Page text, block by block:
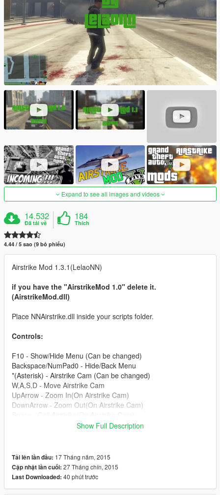
Expand to see all images and videos
14.532
Đã tải về
184
Thích
4.44 / 5 sao (9 bỏ phiếu)
Airstrike Mod 1.3.1(LelaoNN)
if you have the "AirstrikeMod 1.0" delete it.
(AirstrikeMod.dll)
Place NNAirstrike.dll inside your scripts folder.
Controls:
F10 - Show/Hide Menu (Can be changed)
Backspace/NumPad0 - Hide/Back Menu
*(Asterisk) - Airstrike Cam (Can be changed)
W,A,S,D - Move Airstrike Cam
UpArrow - Zoom In(On Airstrike Cam)
DownArrow - Zoom Out(On Airstrike Cam)
Q - Activate/Deactivate Nuke Airstrike(On Airstrike Cam)
Version 1.3
Updated to ScriptHookVDotNet v2.3
Show Full Description
Tải lên lần đầu: 17 Tháng năm, 2015
Cập nhật lần cuối: 27 Tháng chín, 2015
Last Downloaded: 40 phút trước